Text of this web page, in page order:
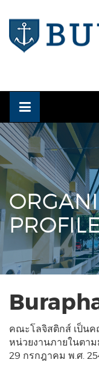
content
คณะโลจิสติกส์ เป็นค
หน่วยงานภายในตา
29 กรกฎาคม พ.ศ.